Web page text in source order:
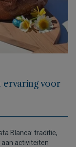
ervaring voor
Blanca: traditie,
activiteiten